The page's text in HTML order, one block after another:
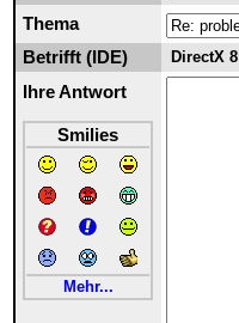
Thema
Betrifft (IDE)
DirectX 8
Ihre Antwort
Smilies
Mehr...